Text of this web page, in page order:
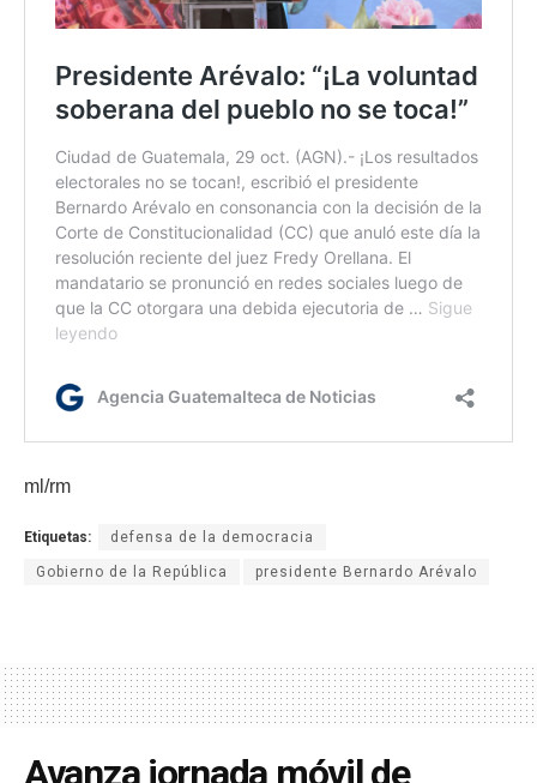
ml/rm
Etiquetas: defensa de la democracia
Gobierno de la República presidente Bernardo Arévalo
Avanza jornada móvil de